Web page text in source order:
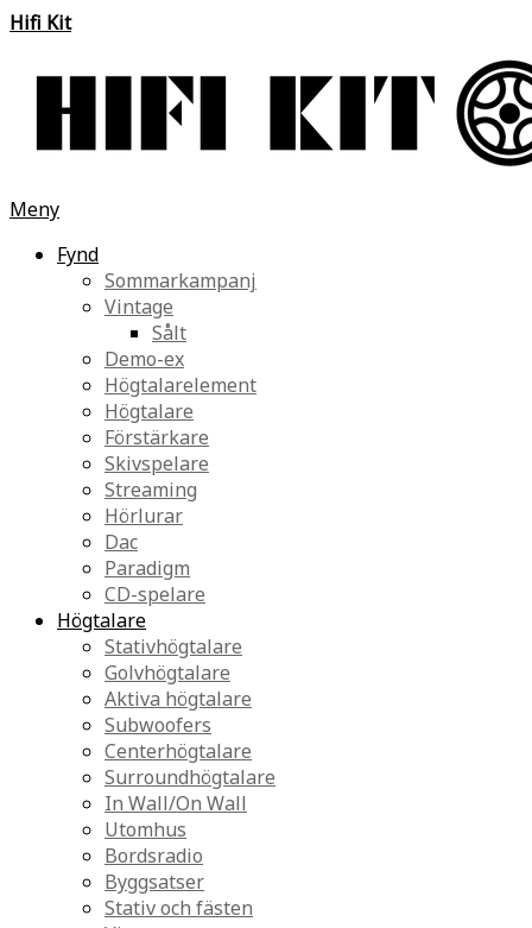
Hifi Kit
Meny
Fynd
Sommarkampanj
Vintage
Sålt
Demo-ex
Högtalarelement
Högtalare
Förstärkare
Skivspelare
Streaming
Hörlurar
Dac
Paradigm
CD-spelare
Högtalare
Stativhögtalare
Golvhögtalare
Aktiva högtalare
Subwoofers
Centerhögtalare
Surroundhögtalare
In Wall/On Wall
Utomhus
Bordsradio
Byggsatser
Stativ och fästen